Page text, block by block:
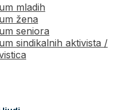
mladih
žena
seniora
sindikalnih aktivista /